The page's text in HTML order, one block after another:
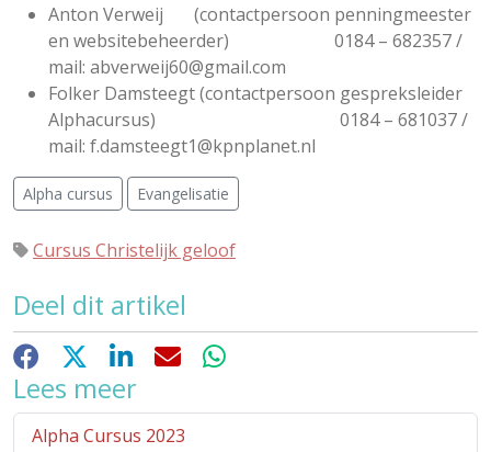
Anton Verweij (contactpersoon penningmeester
en websitebeheerder) 0184 – 682357 /
mail: abverweij60@gmail.com
Folker Damsteegt (contactpersoon gespreksleider
Alphacursus) 0184 – 681037 /
mail: f.damsteegt1@kpnplanet.nl
Alpha cursus Evangelisatie
Cursus Christelijk geloof
Deel dit artikel
Facebook LinkedInE-mailWhatsApp
Lees meer
Alpha Cursus 2023